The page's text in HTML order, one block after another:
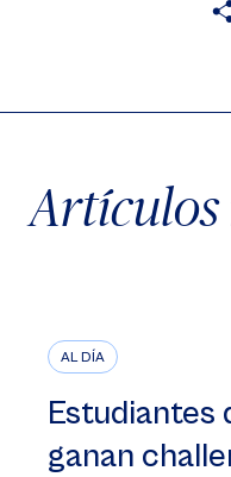
AL DÍA
Estudiantes
ganan